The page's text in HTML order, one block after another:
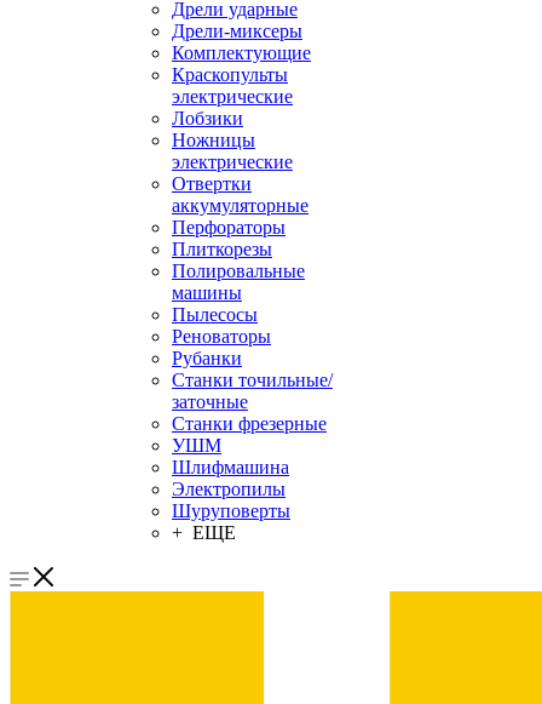
Дрели ударные
Дрели-миксеры
Комплектующие
Краскопульты
электрические
Лобзики
Ножницы
электрические
Отвертки
аккумуляторные
Перфораторы
Плиткорезы
Полировальные
машины
Пылесосы
Реноваторы
Рубанки
Станки точильные/
заточные
Станки фрезерные
УШМ
Шлифмашина
Электропилы
Шуруповерты
+ ЕЩЕ